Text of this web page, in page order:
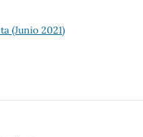
(Junio 2021)